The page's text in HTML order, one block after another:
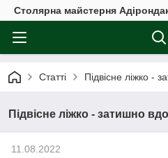
Столярна майстерня
Статті Підвісне ліжко -
Підвісне ліжко - затишно
11.08.2022